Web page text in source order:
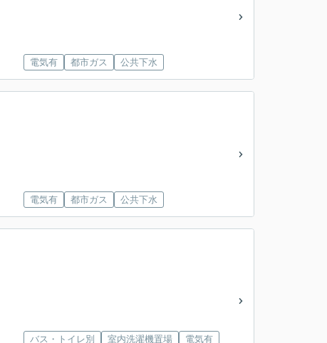
電気有 都市ガス 公共下水
電気有 都市ガス 公共下水
バス・トイレ別 室内洗濯機置場
電気有